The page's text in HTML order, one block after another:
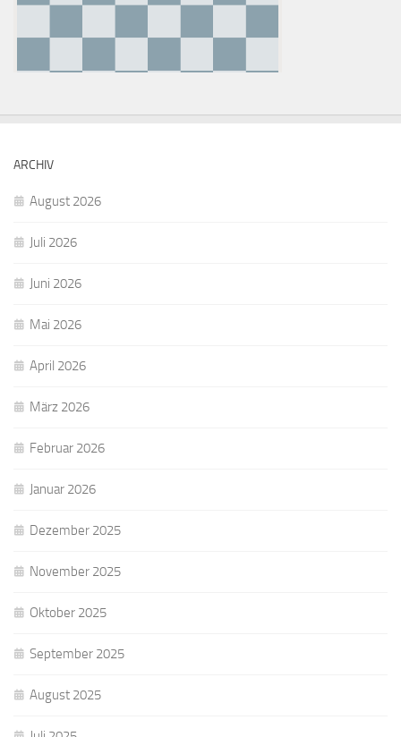
ARCHIV
August 2026
Juli 2026
Juni 2026
Mai 2026
April 2026
März 2026
Februar 2026
Januar 2026
Dezember 2025
November 2025
Oktober 2025
September 2025
August 2025